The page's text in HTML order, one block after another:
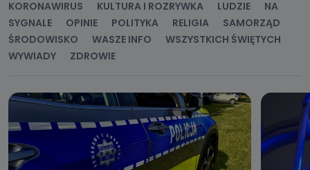
KORONAWIRUS
KULTURA I ROZRYWKA LUDZIE
NA
SYGNALE
OPINIE POLITYKA RELIGIA
SAMORZĄD
ŚRODOWISKO
WASZE INFO
WSZYSTKICH ŚWIĘTYCH
WYWIADY
ZDROWIE